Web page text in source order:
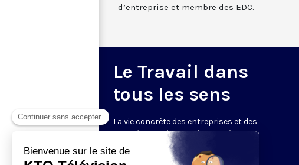
d’entreprise et membre des EDC.
Le Travail dans
tous les sens
La vie concrète des entreprises et des
salariés est débattue à la lumière de la
pensée sociale de l’Église par Joseph
Thouvenel, vice‑président de la